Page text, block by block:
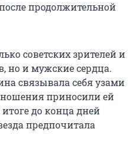
продолжительной
советских зрителей и
но и мужские сердца.
связывала себя узами
приносили ей
до конца дней
предпочитала